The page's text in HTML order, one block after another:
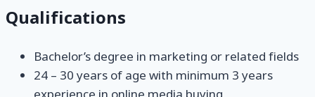
Qualifications
Bachelor’s degree in marketing or related fields
24 – 30 years of age with minimum 3 years